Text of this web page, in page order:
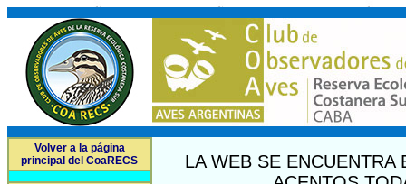
Volver a la página
principal del CoaRECS
LA WEB SE